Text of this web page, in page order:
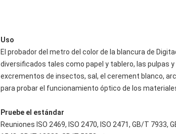
Uso
El probador del metro del color de la blancura de
diversificados tales como papel y tablero, las pulpas
excrementos de insectos, sal, el cerement blanco,
para probar el funcionamiento óptico de los
Pruebe el estándar
Reuniones ISO 2469, ISO 2470, ISO 2471, GB/T